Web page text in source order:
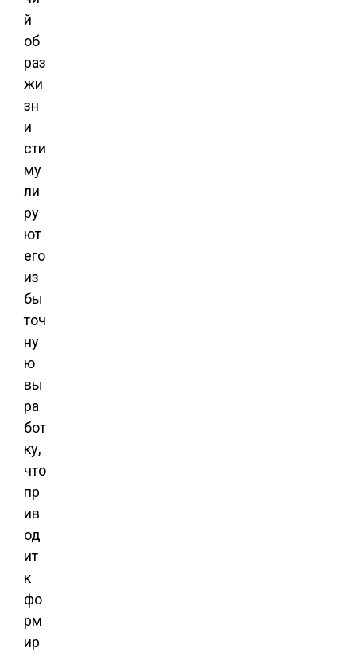
й
об
раз
жи
зн
и
сти
му
ли
ру
ют
его
из
бы
точ
ну
ю
вы
ра
бот
ку,
что
пр
ив
од
ит
к
фо
рм
ир